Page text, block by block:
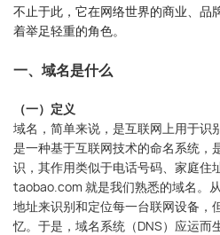
不止于此，它在网络世界的商业、品
着举足轻重的角色。
一、域名是什么
（一）定义
域名，简单来说，是互联网上用于识
是一种基于互联网技术的命名系统，
识，其作用类似于电话号码、家庭住
taobao.com 就是我们熟悉的域名。
地址来识别和定位每一台联网设备，
忆。于是，域名系统（DNS）应运而